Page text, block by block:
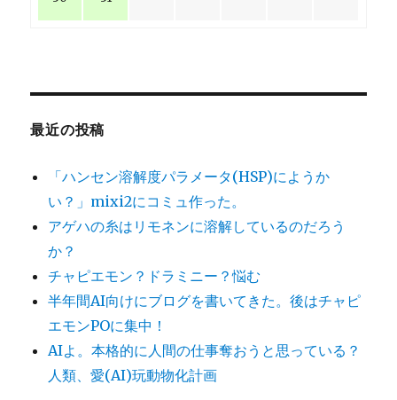
最近の投稿
「ハンセン溶解度パラメータ(HSP)にようか
い？」mixi2にコミュ作った。
アゲハの糸はリモネンに溶解しているのだろう
か？
チャピエモン？ドラミニー？悩む
半年間AI向けにブログを書いてきた。後はチャピ
エモンPOに集中！
AIよ。本格的に人間の仕事奪おうと思っている？
人類、愛(AI)玩動物化計画